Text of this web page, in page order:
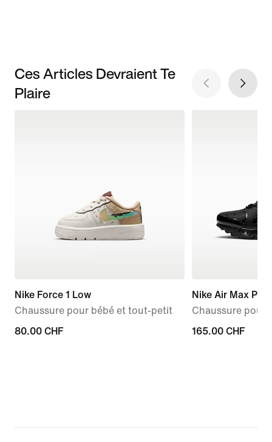
Ces Articles Devraient Te
Plaire
Nike Force 1 Low
Chaussure pour bébé et tout-petit
80.00 CHF
80.00 CHF
Nike Air Max Plus
Chaussure pour
165.00 CHF
165.00 CHF